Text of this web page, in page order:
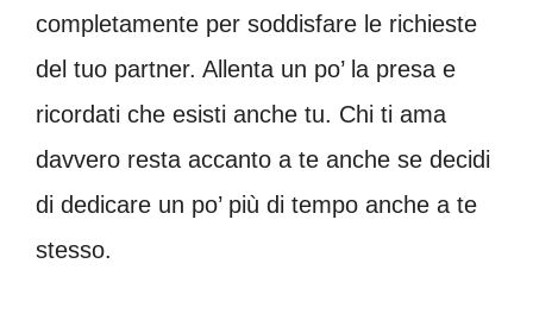
completamente per soddisfare le richieste
del tuo partner. Allenta un po’ la presa e
ricordati che esisti anche tu. Chi ti ama
davvero resta accanto a te anche se decidi
di dedicare un po’ più di tempo anche a te
stesso.